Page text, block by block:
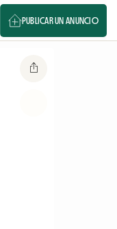
PUBLICAR UN ANUNCIO